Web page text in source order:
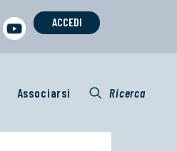
ACCEDI
Associarsi Ricerca